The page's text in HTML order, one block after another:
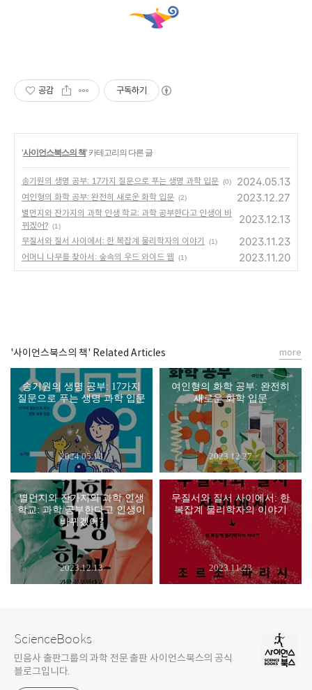
공감 구독하기
'사이언스북스의 책' 카테고리의 다른 글
송기원의 생명 공부: 17가지 질문으로 푸는 생명 과학 입문 (0) 2024.05.13
여인형의 화학 공부: 완전히 새로운 화학 입문 (2) 2023.12.27
별먼지와 잔가지의 과학 인생 학교: 과학 공부한다고 인생이 바
뀌겠어? (1)
2023.12.13
무질서와 질서 사이에서: 한 복잡계 물리학자의 이야기 (1) 2023.11.23
어머니 나무를 찾아서: 숲속의 우드 와이드 웹 (1) 2023.11.20
'사이언스북스의 책' Related Articles
송기원의 생명 공부: 17가지
질문으로 푸는 생명 과학 입문
2024.05.13
여인형의 화학 공부: 완전히
새로운 화학 입문
2023.12.27
별먼지와 잔가지의 과학 인생
학교: 과학 공부한다고 인생이
바뀌겠어?
2023.12.13
무질서와 질서 사이에서: 한
복잡계 물리학자의 이야기
2023.11.23
more
ScienceBooks
민음사 출판그룹의 과학 전문 출판 사이언스북스의 공식
블로그입니다.